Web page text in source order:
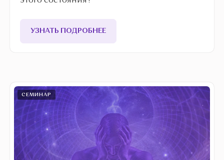
УЗНАТЬ ПОДРОБНЕЕ
СЕМИНАР